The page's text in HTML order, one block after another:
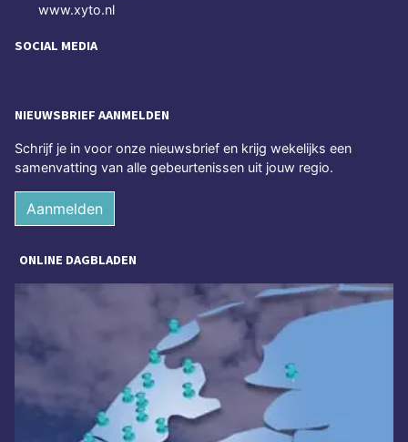
www.xyto.nl
SOCIAL MEDIA
NIEUWSBRIEF AANMELDEN
Schrijf je in voor onze nieuwsbrief en krijg wekelijks een
samenvatting van alle gebeurtenissen uit jouw regio.
Aanmelden
ONLINE DAGBLADEN